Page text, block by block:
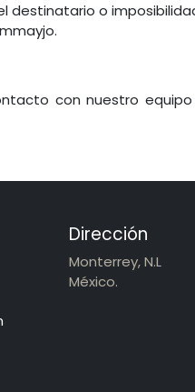
destinatario o
con nuestro
Dirección
Monterrey, N.L
México.